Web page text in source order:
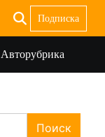
Подписка
Авторубрика
Поиск